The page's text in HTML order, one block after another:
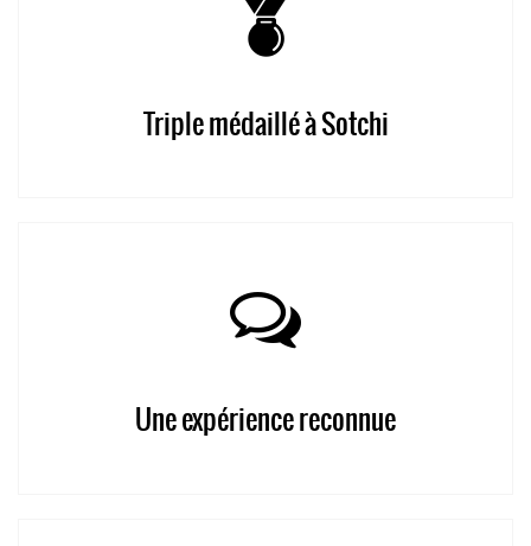
Triple médaillé à Sotchi
Une expérience reconnue